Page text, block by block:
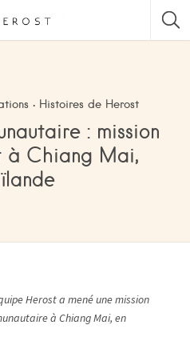
Histoires de Herost
: mission
à Chiang Mai,
Herost a mené une mission
à Chiang Mai, en